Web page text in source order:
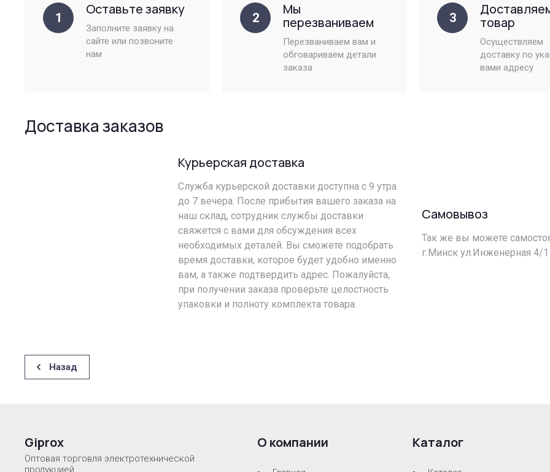
1
Оставьте заявку
Заполните заявку на
сайте или позвоните
нам
2
Мы
перезваниваем
Перезваниваем вам и
обговариваем детали
заказа
3
товар
Осуществляем
доставку по
вами адресу
Доставка заказов
Курьерская доставка
Служба курьерской доставки доступна с 9 утра
до 7 вечера. После прибытия вашего заказа на
наш склад, сотрудник службы доставки
свяжется с вами для обсуждения всех
необходимых деталей. Вы сможете подобрать
время доставки, которое будет удобно именно
вам, а также подтвердить адрес. Пожалуйста,
при получении заказа проверьте целостность
упаковки и полноту комплекта товара.
Самовывоз
Так же вы можете
г.Минск ул.Инженерная 4/1
Назад
Giprox
Оптовая торговля электротехнической
продукцией
О компании Каталог